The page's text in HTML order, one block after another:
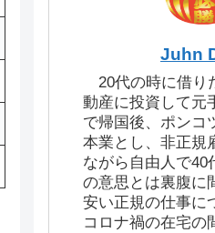
Juhn
20代の時に借り
動産に投資して元
で帰国後、ポンコ
本業とし、非正規
ながら自由人で40
の意思とは裏腹に
安い正規の仕事に
コロナ禍の在宅の